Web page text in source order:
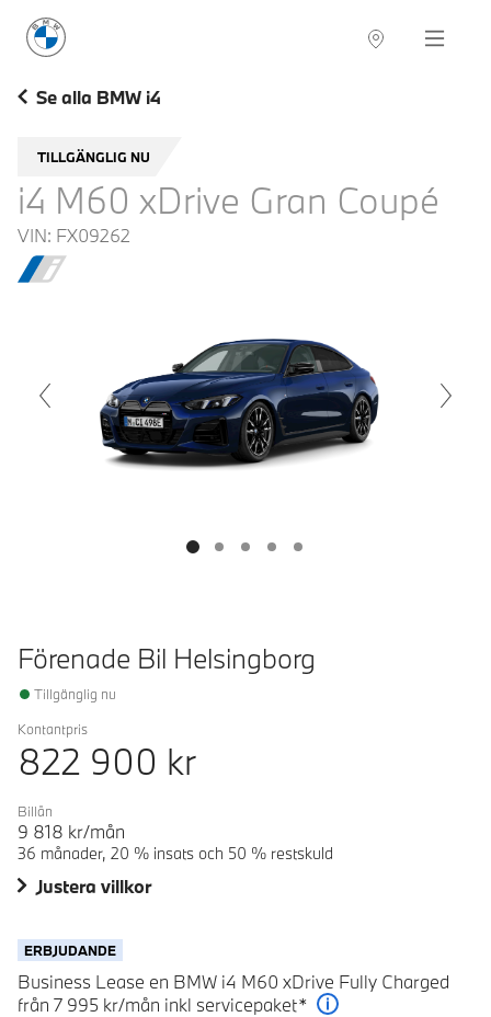
BMW Sverige Navigation
Se alla BMW i4
TILLGÄNGLIG NU
i4 M60 xDrive Gran Coupé
VIN: FX09262
Förenade Bil Helsingborg
Tillgänglig nu
Kontantpris
822 900 kr
Billån
9 818 kr/mån
36 månader, 20 % insats och 50 % restskuld
Justera villkor
ERBJUDANDE
Business Lease en BMW i4 M60 xDrive Fully Charged
från 7 995 kr/mån inkl servicepaket*